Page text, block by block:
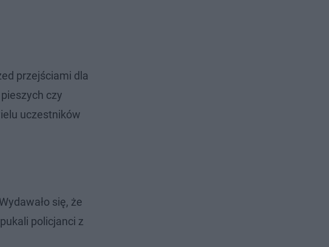
przejściami dla
czy
uczestników
się, że
policjanci z